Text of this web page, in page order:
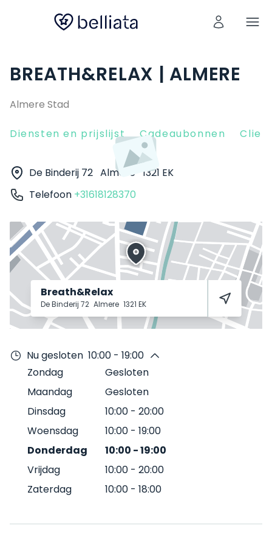
BREATH&RELAX | ALMERE
Almere Stad
Diensten en prijslijst Cadeaubonnen
De Binderij 72 Almere
1321 EK
Telefoon +31618128370
Breath&Relax
De Binderij 72 Almere 1321 EK
Nu gesloten 10:00 - 19:00
Zondag
Gesloten
Maandag
Gesloten
Dinsdag
10:00 - 20:00
Woensdag
10:00 - 19:00
Donderdag
10:00 -19:00
Vrijdag
10:00 - 20:00
Zaterdag
10:00 - 18:00